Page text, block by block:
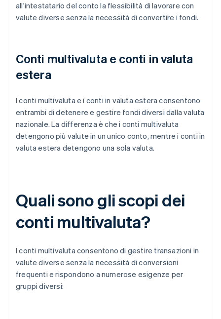
all'intestatario del conto la flessibilità di lavorare con
valute diverse senza la necessità di convertire i fondi.
Conti multivaluta e conti in valuta
estera
I conti multivaluta e i conti in valuta estera consentono
entrambi di detenere e gestire fondi diversi dalla valuta
nazionale. La differenza è che i conti multivaluta
detengono più valute in un unico conto, mentre i conti in
valuta estera detengono una sola valuta.
Quali sono gli scopi dei
conti multivaluta?
I conti multivaluta consentono di gestire transazioni in
valute diverse senza la necessità di conversioni
frequenti e rispondono a numerose esigenze per
gruppi diversi: